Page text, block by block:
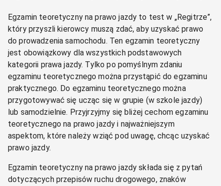
Egzamin teoretyczny na prawo jazdy to test w „Regitrze”,
który przyszli kierowcy muszą zdać, aby uzyskać prawo
do prowadzenia samochodu. Ten egzamin teoretyczny
jest obowiązkowy dla wszystkich podstawowych
kategorii prawa jazdy. Tylko po pomyślnym zdaniu
egzaminu teoretycznego można przystąpić do egzaminu
praktycznego. Do egzaminu teoretycznego można
przygotowywać się ucząc się w grupie (w szkole jazdy)
lub samodzielnie. Przyjrzyjmy się bliżej cechom egzaminu
teoretycznego na prawo jazdy i najważniejszym
aspektom, które należy wziąć pod uwagę, chcąc uzyskać
prawo jazdy.
Egzamin teoretyczny na prawo jazdy składa się z pytań
dotyczących przepisów ruchu drogowego, znaków